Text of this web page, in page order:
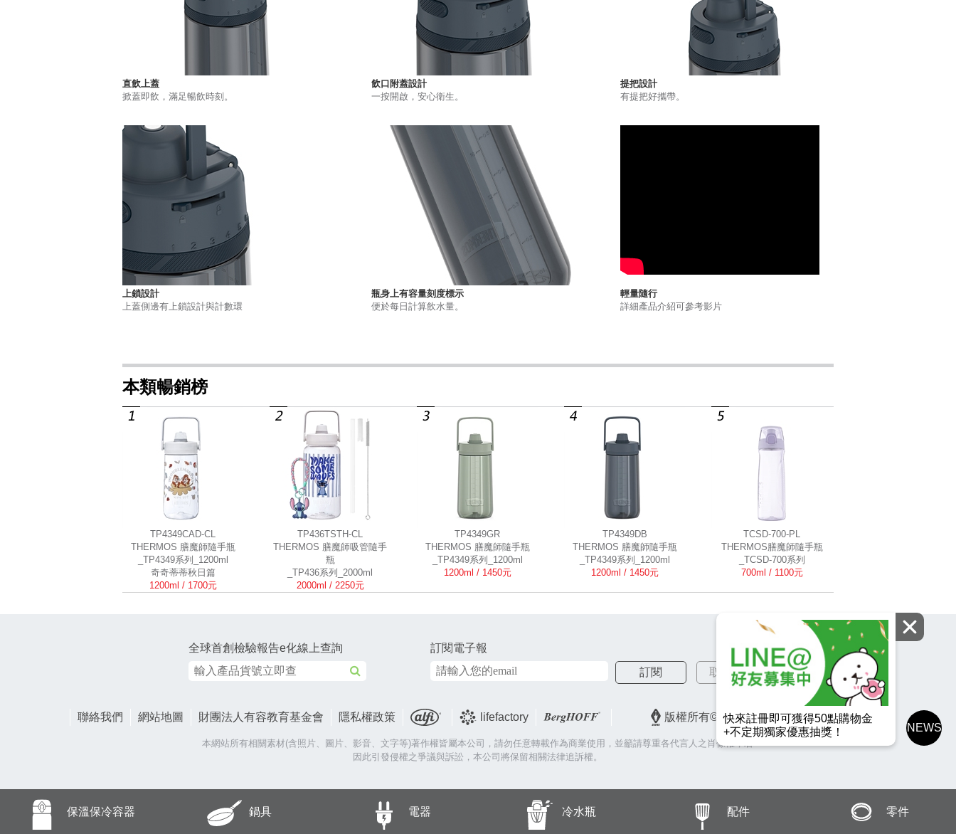
NEWS
快來註冊即可獲得50點購物金
+不定期獨家優惠抽獎！
保溫保冷容器 鍋具 電器 冷水瓶 配件 零件
直飲上蓋
掀蓋即飲，滿足暢飲時刻。
飲口附蓋設計
一按開啟，安心衛生。
提把設計
有提把好攜帶。
上鎖設計
上蓋側邊有上鎖設計與計數環
瓶身上有容量刻度標示
便於每日計算飲水量。
輕量隨行
詳細產品介紹可參考影片
本類暢銷榜
TP4349CAD-CL
THERMOS 膳魔師隨手瓶
_TP4349系列_1200ml
奇奇蒂蒂秋日篇
1200ml / 1700元
TP436TSTH-CL
THERMOS 膳魔師吸管隨手
瓶
_TP436系列_2000ml
2000ml / 2250元
TP4349GR
THERMOS 膳魔師隨手瓶
_TP4349系列_1200ml
1200ml / 1450元
TP4349DB
THERMOS 膳魔師隨手瓶
_TP4349系列_1200ml
1200ml / 1450元
TCSD-700-PL
THERMOS膳魔師隨手瓶
_TCSD-700系列
700ml / 1100元
全球首創檢驗報告e化線上查詢
訂閱電子報
訂閱
取消訂閱
聯絡我們 網站地圖 財團法人有容教育基金會 隱私權政策 lifefactory 版權所有© 2026 皇冠金屬工業股份有限公司
本網站所有相關素材(含照片、圖片、影音、文字等)著作權皆屬本公司，請勿任意轉載作為商業使用，並籲請尊重各代言人之肖像權，若
因此引發侵權之爭議與訴訟，本公司將保留相關法律追訴權。